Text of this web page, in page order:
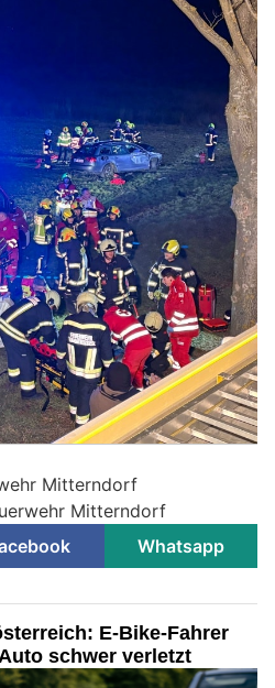
Mitterndorf
Mitterndorf
Whatsapp
E-Bike-Fahrer
schwer verletzt